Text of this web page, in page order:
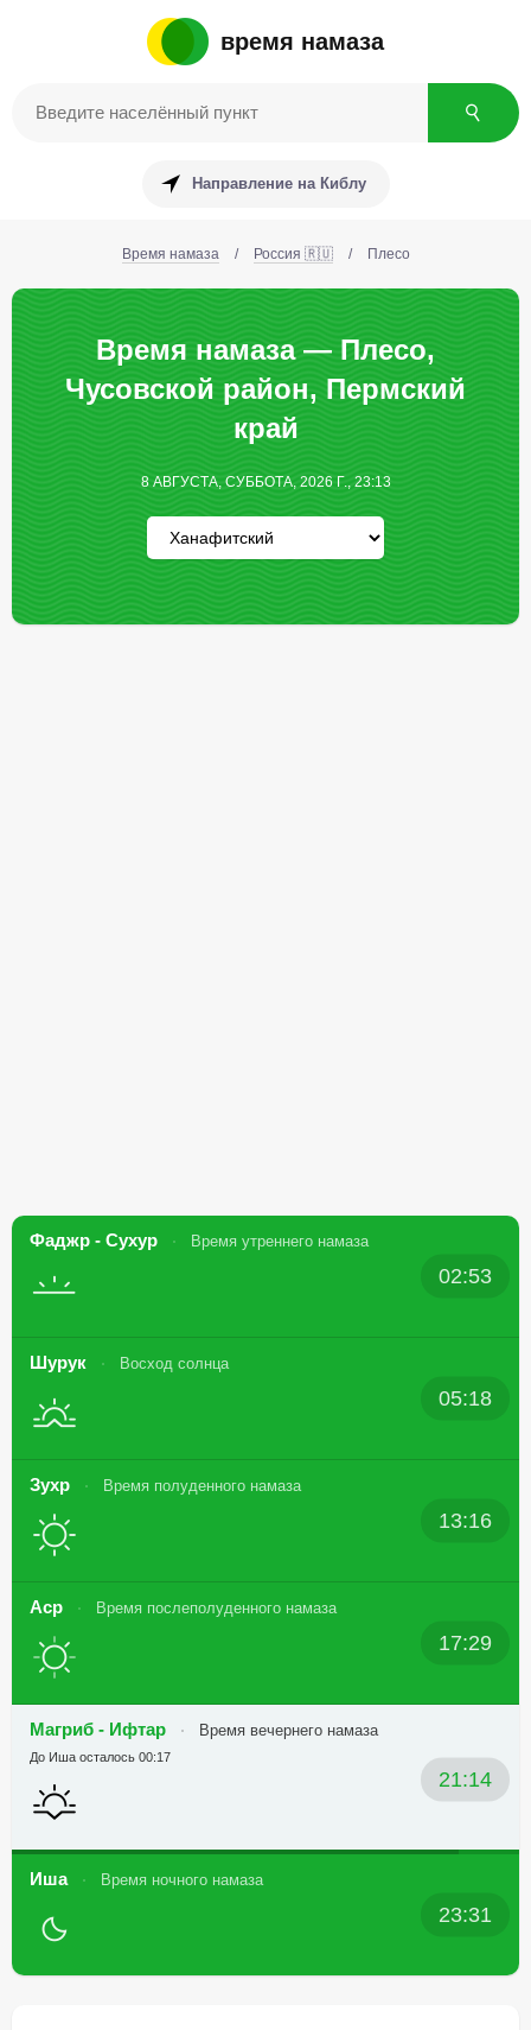
время намаза
Направление на Киблу
Время намаза / Россия 🇷🇺 / Плесо
Время намаза — Плесо,
Чусовской район, Пермский
край
8 АВГУСТА, СУББОТА, 2026 Г., 23:13
Фаджр - Сухур Время утреннего намаза
02:53
Шурук Восход солнца
05:18
Зухр Время полуденного намаза
13:16
Аср Время послеполуденного намаза
17:29
Магриб - Ифтар Время вечернего намаза
21:14
До Иша осталось 00:17
Иша Время ночного намаза
23:31